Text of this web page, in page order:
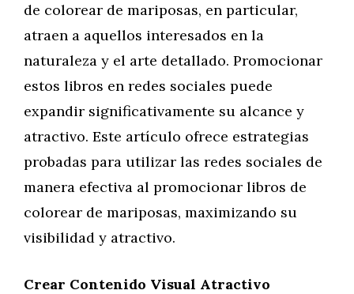
de colorear de mariposas, en particular,
atraen a aquellos interesados en la
naturaleza y el arte detallado. Promocionar
estos libros en redes sociales puede
expandir significativamente su alcance y
atractivo. Este artículo ofrece estrategias
probadas para utilizar las redes sociales de
manera efectiva al promocionar libros de
colorear de mariposas, maximizando su
visibilidad y atractivo.
Crear Contenido Visual Atractivo